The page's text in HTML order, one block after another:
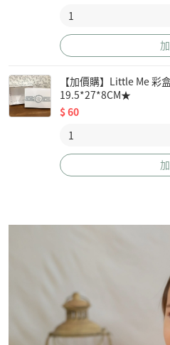
【加價購】Little Me
19.5*27*8CM★
$60